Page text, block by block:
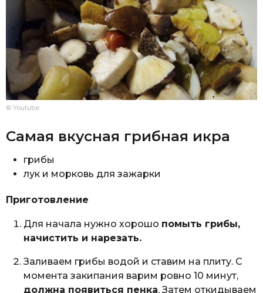
© Youtube
Самая вкусная грибная икра
грибы
лук и морковь для зажарки
Приготовление
Для начала нужно хорошо помыть грибы,
начистить и нарезать.
Заливаем грибы водой и ставим на плиту. С
момента закипания варим ровно 10 минут,
должна появиться пенка. Затем откидываем